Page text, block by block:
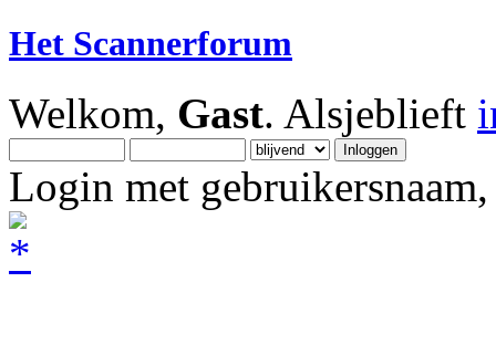
Het Scannerforum
Welkom, Gast. Alsjeblieft
Login met